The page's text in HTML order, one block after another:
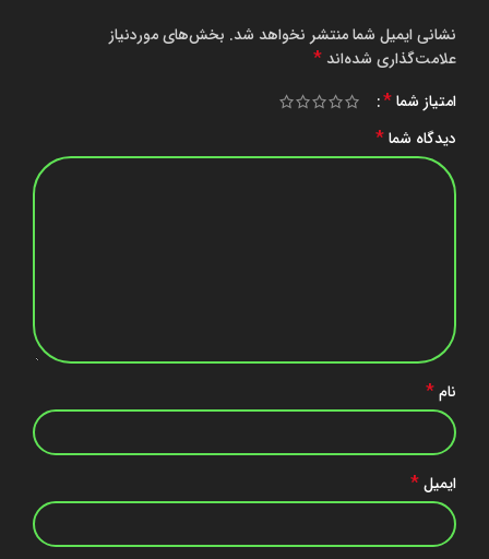
نشانی ایمیل شما منتشر نخواهد شد. بخش‌های موردنیاز
علامت‌گذاری شده‌اند *
امتیاز شما*
دیدگاه شما*
نام*
ایمیل*